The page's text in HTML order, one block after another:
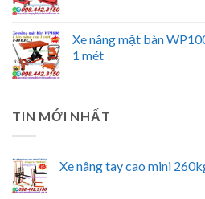
Xe nâng mặt bàn
1 mét
TIN MỚI NHẤT
Xe nâng tay cao mini